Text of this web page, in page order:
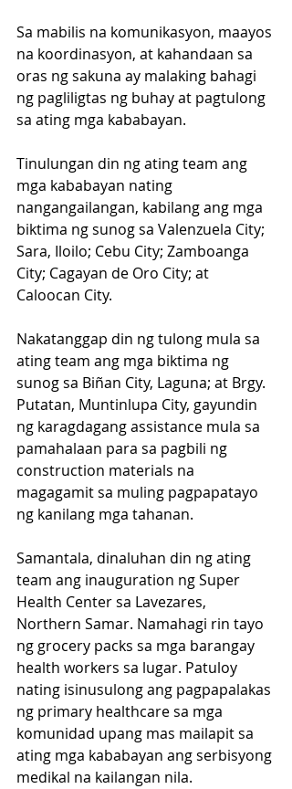
Sa mabilis na komunikasyon, maayos
na koordinasyon, at kahandaan sa
oras ng sakuna ay malaking bahagi
ng pagliligtas ng buhay at pagtulong
sa ating mga kababayan.
Tinulungan din ng ating team ang
mga kababayan nating
nangangailangan, kabilang ang mga
biktima ng sunog sa Valenzuela City;
Sara, Iloilo; Cebu City; Zamboanga
City; Cagayan de Oro City; at
Caloocan City.
Nakatanggap din ng tulong mula sa
ating team ang mga biktima ng
sunog sa Biñan City, Laguna; at Brgy.
Putatan, Muntinlupa City, gayundin
ng karagdagang assistance mula sa
pamahalaan para sa pagbili ng
construction materials na
magagamit sa muling pagpapatayo
ng kanilang mga tahanan.
Samantala, dinaluhan din ng ating
team ang inauguration ng Super
Health Center sa Lavezares,
Northern Samar. Namahagi rin tayo
ng grocery packs sa mga barangay
health workers sa lugar. Patuloy
nating isinusulong ang pagpapalakas
ng primary healthcare sa mga
komunidad upang mas mailapit sa
ating mga kababayan ang serbisyong
medikal na kailangan nila.